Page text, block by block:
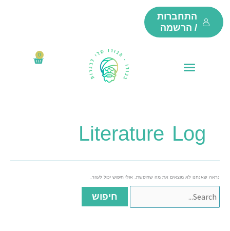
דילוג
לתוכן
התחברות
/ הרשמה
0
עגלת
Literature Log
נראה שאנחנו לא מוצאים את מה שחיפשת. אולי חיפוש יכול לעזור.